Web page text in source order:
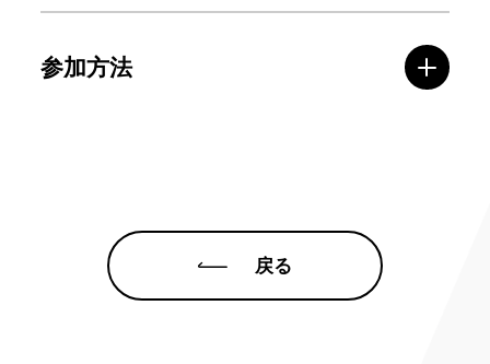
参加方法
戻る